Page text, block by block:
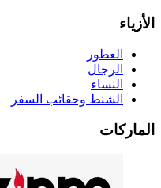
الأزياء
العطور
الرجال
النساء
الشنط وحقائب السفر
الماركات